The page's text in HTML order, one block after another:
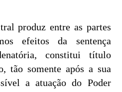
produz entre as partes
efeitos da sentença
constitui título
tão somente após a sua
a atuação do Poder